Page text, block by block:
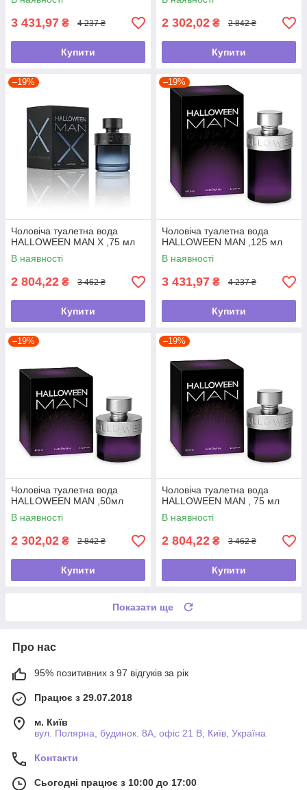
3 431,97 ₴ 4 237 ₴
Купити
2 302,02 ₴ 2 842 ₴
Купити
–19%
Чоловіча туалетна вода
HALLOWEEN MAN X ,75 мл
В наявності
2 804,22 ₴ 3 462 ₴
Купити
–19%
Чоловіча туалетна вода
HALLOWEEN MAN ,125 мл
В наявності
3 431,97 ₴ 4 237 ₴
Купити
–19%
Чоловіча туалетна вода
HALLOWEEN MAN ,50мл
В наявності
2 302,02 ₴ 2 842 ₴
Купити
–19%
Чоловіча туалетна вода
HALLOWEEN MAN , 75 мл
В наявності
2 804,22 ₴ 3 462 ₴
Купити
Показати ще
Про нас
95% позитивних з 97 відгуків за рік
Працює з 29.07.2018
м. Київ
вул. Полярна, будинок. 8А, офіс 21 В, Київ, Україна
Контакти
Сьогодні працює з 10:00 до 17:00